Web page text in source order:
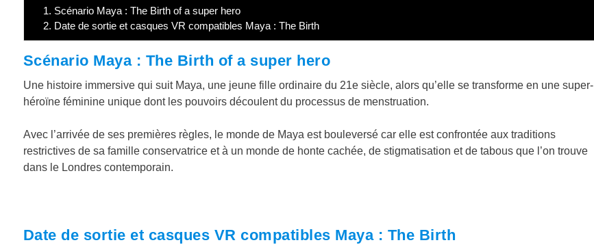
1. Scénario Maya : The Birth of a super hero
2. Date de sortie et casques VR compatibles Maya : The Birth
Scénario Maya : The Birth of a super hero
Une histoire immersive qui suit Maya, une jeune fille ordinaire du 21e siècle, alors qu’elle se transforme en une super-
héroïne féminine unique dont les pouvoirs découlent du processus de menstruation.
Avec l’arrivée de ses premières règles, le monde de Maya est bouleversé car elle est confrontée aux traditions
restrictives de sa famille conservatrice et à un monde de honte cachée, de stigmatisation et de tabous que l’on trouve
dans le Londres contemporain.
Date de sortie et casques VR compatibles Maya : The Birth